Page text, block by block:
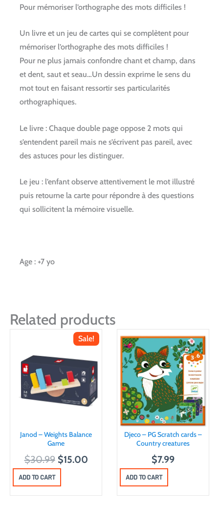
Pour mémoriser l’orthographe des mots difficiles !
Un livre et un jeu de cartes qui se complètent pour
mémoriser l’orthographe des mots difficiles !
Pour ne plus jamais confondre chant et champ, dans
et dent, saut et seau…Un dessin exprime le sens du
mot tout en faisant ressortir ses particularités
orthographiques.
Le livre : Chaque double page oppose 2 mots qui
s’entendent pareil mais ne s’écrivent pas pareil, avec
des astuces pour les distinguer.
Le jeu : l’enfant observe attentivement le mot illustré
puis retourne la carte pour répondre à des questions
qui sollicitent la mémoire visuelle.
Age : +7 yo
Related products
Sale!
Janod – Weights Balance
Game
$30.99 O
r
i
$15.00C
ADD TO CART
Djeco – PG Scratch cards –
Country creatures
$7.99
ADD TO CART